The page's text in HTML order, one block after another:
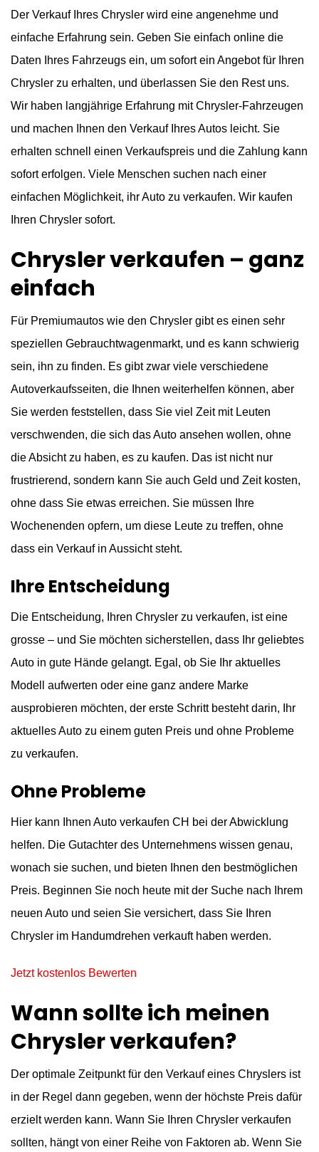
Der Verkauf Ihres Chrysler wird eine angenehme und
einfache Erfahrung sein. Geben Sie einfach online die
Daten Ihres Fahrzeugs ein, um sofort ein Angebot für Ihren
Chrysler zu erhalten, und überlassen Sie den Rest uns.
Wir haben langjährige Erfahrung mit Chrysler-Fahrzeugen
und machen Ihnen den Verkauf Ihres Autos leicht. Sie
erhalten schnell einen Verkaufspreis und die Zahlung kann
sofort erfolgen. Viele Menschen suchen nach einer
einfachen Möglichkeit, ihr Auto zu verkaufen. Wir kaufen
Ihren Chrysler sofort.
Chrysler verkaufen – ganz
einfach
Für Premiumautos wie den Chrysler gibt es einen sehr
speziellen Gebrauchtwagenmarkt, und es kann schwierig
sein, ihn zu finden. Es gibt zwar viele verschiedene
Autoverkaufsseiten, die Ihnen weiterhelfen können, aber
Sie werden feststellen, dass Sie viel Zeit mit Leuten
verschwenden, die sich das Auto ansehen wollen, ohne
die Absicht zu haben, es zu kaufen. Das ist nicht nur
frustrierend, sondern kann Sie auch Geld und Zeit kosten,
ohne dass Sie etwas erreichen. Sie müssen Ihre
Wochenenden opfern, um diese Leute zu treffen, ohne
dass ein Verkauf in Aussicht steht.
Ihre Entscheidung
Die Entscheidung, Ihren Chrysler zu verkaufen, ist eine
grosse – und Sie möchten sicherstellen, dass Ihr geliebtes
Auto in gute Hände gelangt. Egal, ob Sie Ihr aktuelles
Modell aufwerten oder eine ganz andere Marke
ausprobieren möchten, der erste Schritt besteht darin, Ihr
aktuelles Auto zu einem guten Preis und ohne Probleme
zu verkaufen.
Ohne Probleme
Hier kann Ihnen Auto verkaufen CH bei der Abwicklung
helfen. Die Gutachter des Unternehmens wissen genau,
wonach sie suchen, und bieten Ihnen den bestmöglichen
Preis. Beginnen Sie noch heute mit der Suche nach Ihrem
neuen Auto und seien Sie versichert, dass Sie Ihren
Chrysler im Handumdrehen verkauft haben werden.
Jetzt kostenlos Bewerten
Wann sollte ich meinen
Chrysler verkaufen?
Der optimale Zeitpunkt für den Verkauf eines Chryslers ist
in der Regel dann gegeben, wenn der höchste Preis dafür
erzielt werden kann. Wann Sie Ihren Chrysler verkaufen
sollten, hängt von einer Reihe von Faktoren ab. Wenn Sie